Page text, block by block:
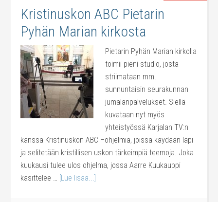
Kristinuskon ABC Pietarin
Pyhän Marian kirkosta
Pietarin Pyhän Marian kirkolla
toimii pieni studio, josta
striimataan mm.
sunnuntaisin seurakunnan
jumalanpalvelukset. Siellä
kuvataan nyt myös
yhteistyössä Karjalan TV:n
kanssa Kristinuskon ABC –ohjelmia, joissa käydään läpi
ja selitetään kristillisen uskon tärkeimpiä teemoja. Joka
kuukausi tulee ulos ohjelma, jossa Aarre Kuukauppi
käsittelee … [Lue lisää...]